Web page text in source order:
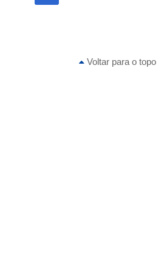
Voltar para o topo